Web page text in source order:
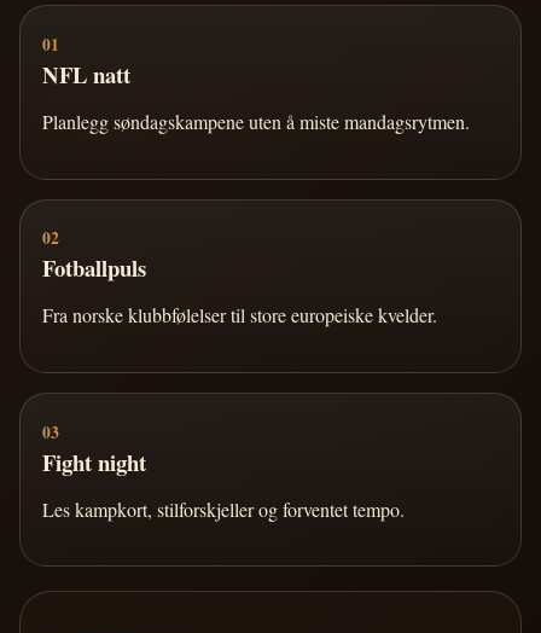
01
NFL natt
Planlegg søndagskampene uten å miste mandagsrytmen.
02
Fotballpuls
Fra norske klubbfølelser til store europeiske kvelder.
03
Fight night
Les kampkort, stilforskjeller og forventet tempo.